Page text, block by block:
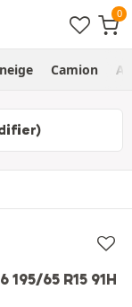
Camion
195/65 R15 91H